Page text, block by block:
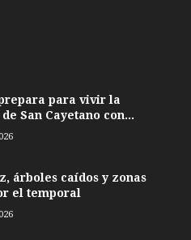
para vivir la
San Cayetano con...
árboles caídos y zonas
el temporal